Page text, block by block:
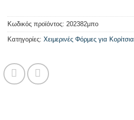
Κωδικός προϊόντος: 202382μπο
Κατηγορίες: Χειμερινές Φόρμες για Κορίτσια